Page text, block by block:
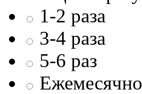
1-2 раза
3-4 раза
5-6 раз
Ежемесячно